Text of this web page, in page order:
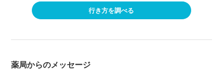
行き方を調べる
薬局からのメッセージ